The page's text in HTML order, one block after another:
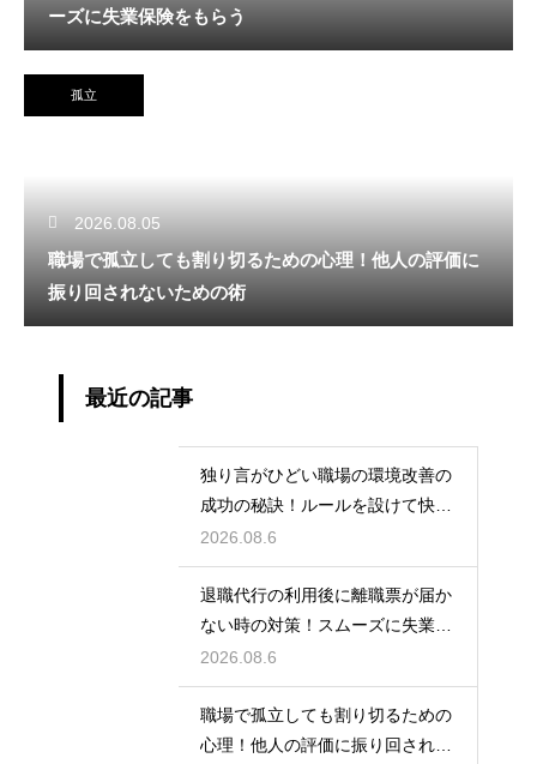
ーズに失業保険をもらう
孤立
2026.08.05
職場で孤立しても割り切るための心理！他人の評価に
振り回されないための術
最近の記事
独り言がひどい職場の環境改善の
成功の秘訣！ルールを設けて快適
な空間を作る
2026.08.6
退職代行の利用後に離職票が届か
ない時の対策！スムーズに失業保
険をもらう
2026.08.6
職場で孤立しても割り切るための
心理！他人の評価に振り回されな